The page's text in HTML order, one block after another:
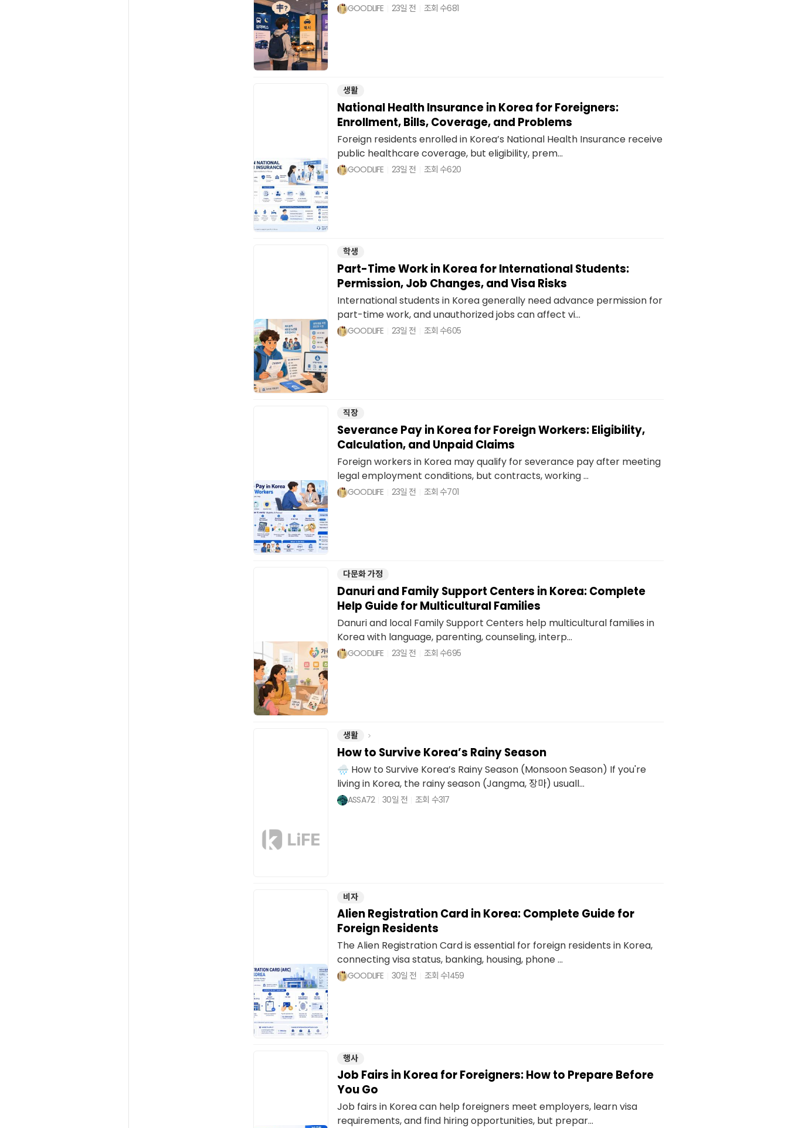
GOODLIFE 23일 전 조회 수681
생활
National Health Insurance in Korea for Foreigners:
Enrollment, Bills, Coverage, and Problems
Foreign residents enrolled in Korea’s National Health Insurance receive
public healthcare coverage, but eligibility, prem...
GOODLIFE 23일 전 조회 수620
학생
Part-Time Work in Korea for International Students:
Permission, Job Changes, and Visa Risks
International students in Korea generally need advance permission for
part-time work, and unauthorized jobs can affect vi...
GOODLIFE 23일 전 조회 수605
직장
Severance Pay in Korea for Foreign Workers: Eligibility,
Calculation, and Unpaid Claims
Foreign workers in Korea may qualify for severance pay after meeting
legal employment conditions, but contracts, working ...
GOODLIFE 23일 전 조회 수701
다문화 가정
Danuri and Family Support Centers in Korea: Complete
Help Guide for Multicultural Families
Danuri and local Family Support Centers help multicultural families in
Korea with language, parenting, counseling, interp...
GOODLIFE 23일 전 조회 수695
생활
How to Survive Korea’s Rainy Season
🌧️ How to Survive Korea’s Rainy Season (Monsoon Season) If you're
living in Korea, the rainy season (Jangma, 장마) usuall...
ASSA72 30일 전 조회 수317
비자
Alien Registration Card in Korea: Complete Guide for
Foreign Residents
The Alien Registration Card is essential for foreign residents in Korea,
connecting visa status, banking, housing, phone ...
GOODLIFE 30일 전 조회 수1459
행사
Job Fairs in Korea for Foreigners: How to Prepare Before
You Go
Job fairs in Korea can help foreigners meet employers, learn visa
requirements, and find hiring opportunities, but prepar...